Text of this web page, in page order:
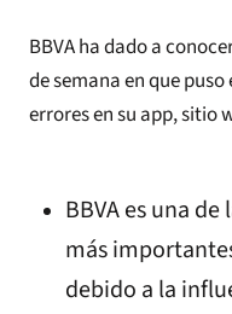
BBVA ha dado a
de semana en que
errores en su app, sitio
BBVA es una
más
debido a la